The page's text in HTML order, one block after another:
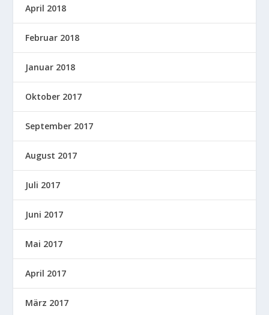
April 2018
Februar 2018
Januar 2018
Oktober 2017
September 2017
August 2017
Juli 2017
Juni 2017
Mai 2017
April 2017
März 2017